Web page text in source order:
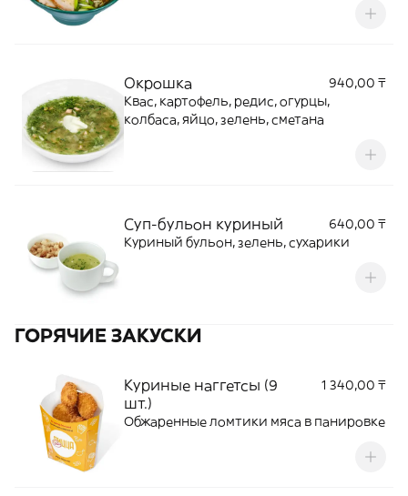
Окрошка
940,00 ₸
Квас, картофель, редис, огурцы,
колбаса, яйцо, зелень, сметана
Суп-бульон куриный
640,00 ₸
Куриный бульон, зелень, сухарики
ГОРЯЧИЕ ЗАКУСКИ
Куриные наггетсы (9
шт.)
1 340,00 ₸
Обжаренные ломтики мяса в панировке